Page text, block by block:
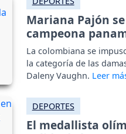
Mariana Pajón
campeona
La colombiana se
la categoría de las
Daleny Vaughn.
DEPORTES
El medallista